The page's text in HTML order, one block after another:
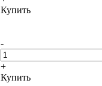
Купить
-
+
Купить